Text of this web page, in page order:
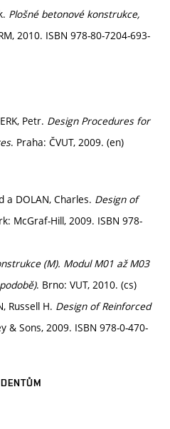
Plošné betonové konstrukce,
2010. ISBN 978-80-7204-693-
Petr. Design Procedures for
. Praha: ČVUT, 2009. (en)
a DOLAN, Charles. Design of
McGraf-Hill, 2009. ISBN 978-
(M). Modul M01 až M03
. Brno: VUT, 2010. (cs)
Russell H. Design of Reinforced
& Sons, 2009. ISBN 978-0-470-